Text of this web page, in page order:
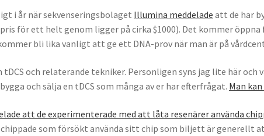
i år när sekvenseringsbolaget Illumina meddelade att de har
för ett helt genom ligger på cirka $1000). Det kommer
bli lika vanligt att ge ett DNA-prov när man är på
och relaterande tekniker. Personligen syns jag lite här och
och sälja en tDCS som många av er har efterfrågat. Man
att de experimenterade med att låta resenärer använda
som försökt använda sitt chip som biljett är generellt